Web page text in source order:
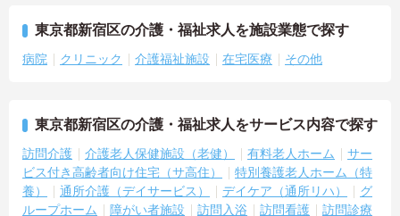
東京都新宿区の介護・福祉求人を施設業態で探す
病院 クリニック 介護福祉施設 在宅医療 その他
東京都新宿区の介護・福祉求人をサービス内容で探す
訪問介護 介護老人保健施設（老健） 有料老人ホーム
サー
ビス付き高齢者向け住宅（サ高住）
特別養護老人ホーム（特
養）
通所介護（デイサービス） デイケア（通所リハ）
グ
ループホーム
障がい者施設 訪問入浴 訪問看護
訪問診療